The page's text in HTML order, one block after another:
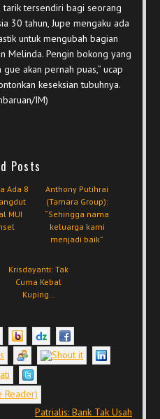
tersendiri bagi seorang
30 tahun, Jupe mengaku ada
untuk mengubah bagian
Melinda. Pengin bokong yang
akan pernah puas,” ucap
keseksian tubuhnya.
IM)
Posts
Ada 8
MUI
Anthony Putihrai
(Tamara Group):
“Sehingga nama
keluarga kami
menjadi baik”
Krisdayanti: Tak
Cuma Kebal
Kuping…
Patrialis: Bank Tak Usah